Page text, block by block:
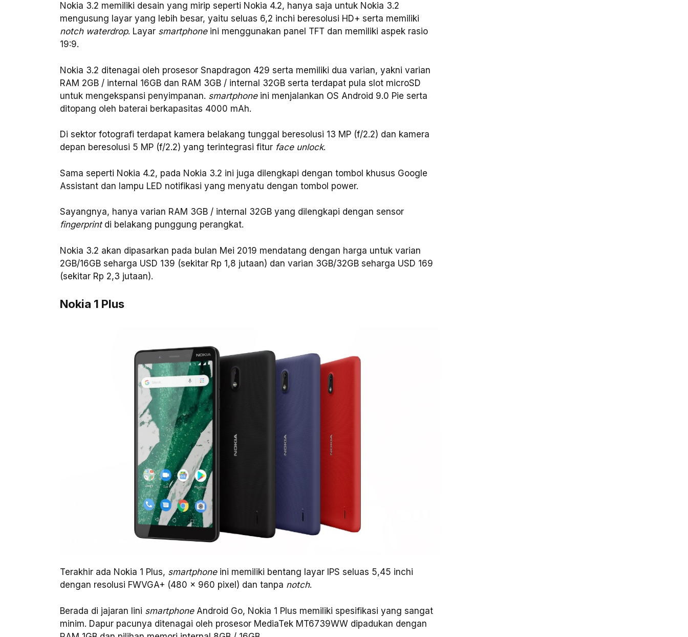
Nokia 3.2 memiliki desain yang mirip seperti Nokia 4.2, hanya saja untuk Nokia 3.2
mengusung layar yang lebih besar, yaitu seluas 6,2 inchi beresolusi HD+ serta memiliki
notch waterdrop. Layar smartphoneini menggunakan panel TFT dan memiliki aspek rasio
19:9.
Nokia 3.2 ditenagai oleh prosesor Snapdragon 429 serta memiliki dua varian, yakni varian
RAM 2GB / internal 16GB dan RAM 3GB / internal 32GB serta terdapat pula slot microSD
untuk mengekspansi penyimpanan. smartphoneini menjalankan OS Android 9.0 Pie serta
ditopang oleh baterai berkapasitas 4000 mAh.
Di sektor fotografi terdapat kamera belakang tunggal beresolusi 13 MP (f/2.2) dan kamera
depan beresolusi 5 MP (f/2.2) yang terintegrasi fitur face unlock.
Sama seperti Nokia 4.2, pada Nokia 3.2 ini juga dilengkapi dengan tombol khusus Google
Assistant dan lampu LED notifikasi yang menyatu dengan tombol power.
Sayangnya, hanya varian RAM 3GB / internal 32GB yang dilengkapi dengan sensor
fingerprint di belakang punggung perangkat.
Nokia 3.2 akan dipasarkan pada bulan Mei 2019 mendatang dengan harga untuk varian
2GB/16GB seharga USD 139 (sekitar Rp 1,8 jutaan) dan varian 3GB/32GB seharga USD 169
(sekitar Rp 2,3 jutaan).
Nokia 1 Plus
Terakhir ada Nokia 1 Plus, smartphoneini memiliki bentang layar IPS seluas 5,45 inchi
dengan resolusi FWVGA+ (480 x 960 pixel) dan tanpa notch.
Berada di jajaran lini smartphoneAndroid Go, Nokia 1 Plus memiliki spesifikasi yang sangat
minim. Dapur pacunya ditenagai oleh prosesor MediaTek MT6739WW dipadukan dengan